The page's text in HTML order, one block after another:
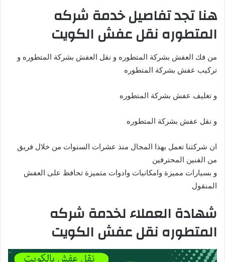
هنا تجد تفاصيل خدمة شركه
المتطوره نقل عفش الكويت
من فك العفش بشركة المتطوره و نقل العفش بشركة المتطوره و
تركيب عفش بشركة المتطوره
و تغليف عفش بشركة المتطوره
و نقل عفش بشركة المتطوره
ان شركتنا تعمل بهذا المجال منذ عشرات السنوات من خلال فريق
من الفنين المحترفين
و بسيارات مميزة وامكانيات وادوات متميزة تحافظ على العفش
المنقول
شهادة العملاء لخدمة شركه
المتطوره نقل عفش الكويت